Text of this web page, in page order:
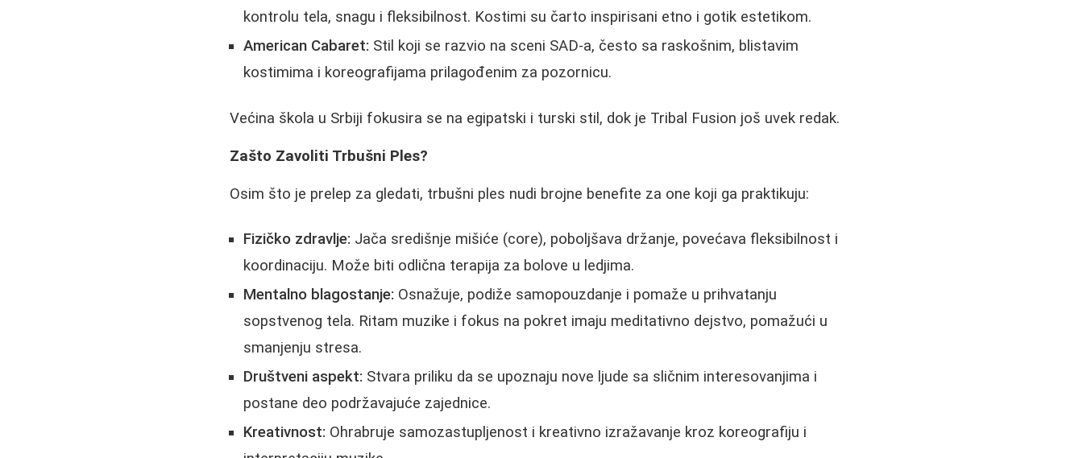
kontrolu tela, snagu i fleksibilnost. Kostimi su čarto inspirisani etno i gotik estetikom.
American Cabaret: Stil koji se razvio na sceni SAD-a, često sa raskošnim, blistavim
kostimima i koreografijama prilagođenim za pozornicu.
Većina škola u Srbiji fokusira se na egipatski i turski stil, dok je Tribal Fusion još uvek redak.
Zašto Zavoliti Trbušni Ples?
Osim što je prelep za gledati, trbušni ples nudi brojne benefite za one koji ga praktikuju:
Fizičko zdravlje: Jača središnje mišiće (core), poboljšava držanje, povećava fleksibilnost i
koordinaciju. Može biti odlična terapija za bolove u ledjima.
Mentalno blagostanje: Osnažuje, podiže samopouzdanje i pomaže u prihvatanju
sopstvenog tela. Ritam muzike i fokus na pokret imaju meditativno dejstvo, pomažući u
smanjenju stresa.
Društveni aspekt: Stvara priliku da se upoznaju nove ljude sa sličnim interesovanjima i
postane deo podržavajuće zajednice.
Kreativnost: Ohrabruje samozastupljenost i kreativno izražavanje kroz koreografiju i